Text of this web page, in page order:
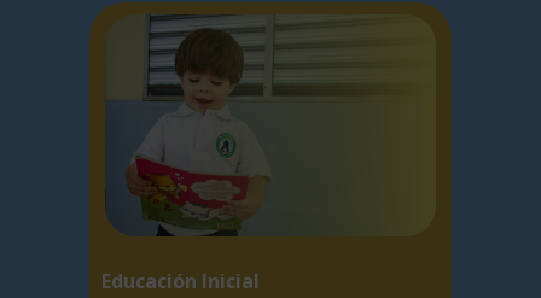
Educación Inicial